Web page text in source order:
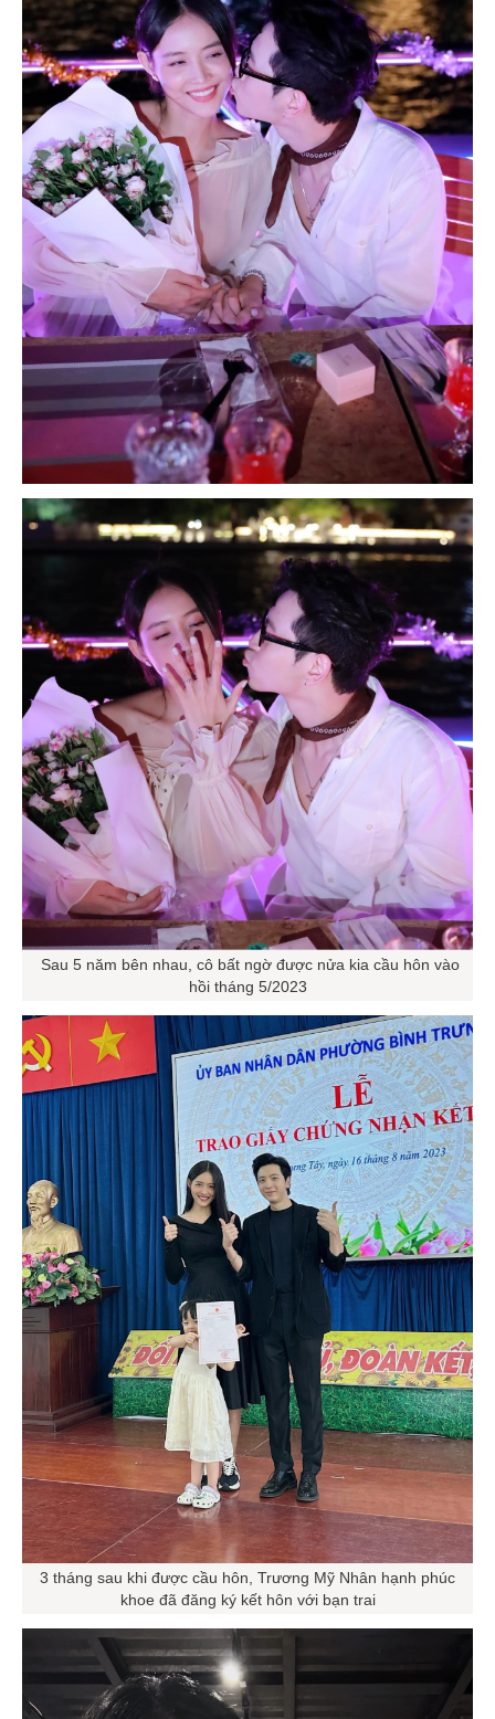
Sau 5 năm bên nhau, cô bất ngờ được nửa kia cầu hôn vào
hồi tháng 5/2023
3 tháng sau khi được cầu hôn, Trương Mỹ Nhân hạnh phúc
khoe đã đăng ký kết hôn với bạn trai